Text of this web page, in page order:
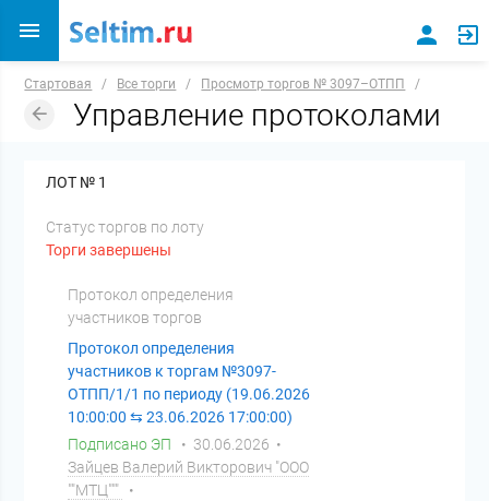
Стартовая / Все торги / Просмотр торгов № 3097–ОТПП /
Управление протоколами
ЛОТ № 1
Статус торгов по лоту
Торги завершены
Протокол определения
участников торгов
Протокол определения
участников к торгам №3097-
ОТПП/1/1 по периоду (19.06.2026
10:00:00 ⇆ 23.06.2026 17:00:00)
Подписано ЭП
• 30.06.2026 •
Зайцев Валерий Викторович "ООО
""МТЦ"""
•